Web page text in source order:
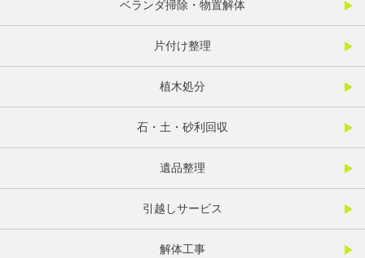
ベランダ掃除・物置解体
片付け整理
植木処分
石・土・砂利回収
遺品整理
引越しサービス
解体工事